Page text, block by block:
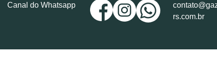
Canal do Whatsapp
rs.com.br